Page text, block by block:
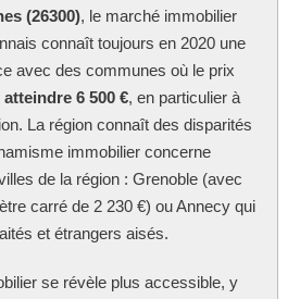
(26300), le marché immobilier
connaît toujours en 2020 une
avec des communes où le prix
atteindre 6 500 €, en particulier à
La région connaît des disparités
immobilier concerne
de la région : Grenoble (avec
carré de 2 230 €) ou Annecy qui
et étrangers aisés.
se révèle plus accessible, y